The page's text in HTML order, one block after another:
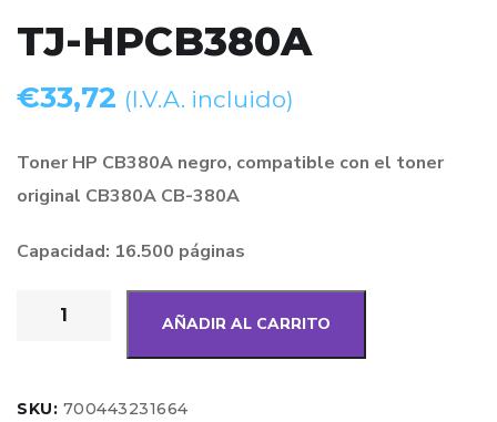
TJ-HPCB380A
€33,72 (I.V.A. incluido)
Toner HP CB380A negro, compatible con el toner
original CB380A CB-380A
Capacidad: 16.500 páginas
AÑADIR AL CARRITO
SKU: 700443231664